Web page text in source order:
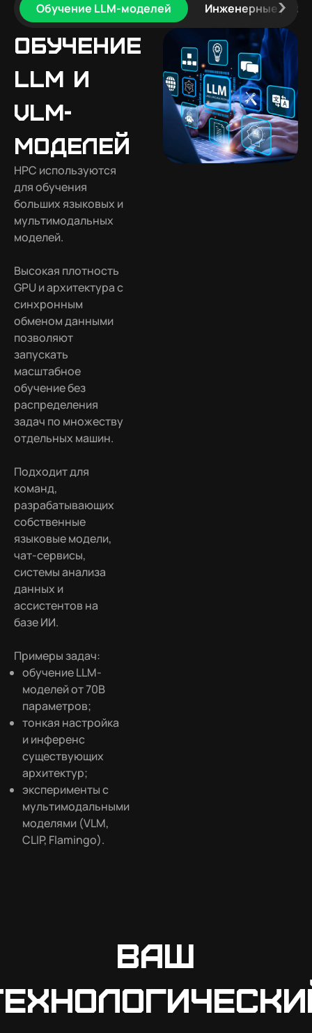
Обучение LLM-моделей Инженерные
Обучение
LLM и
VLM-
моделей
HPC используются
для обучения
больших языковых и
мультимодальных
моделей.
Высокая плотность
GPU и архитектура с
синхронным
обменом данными
позволяют
запускать
масштабное
обучение без
распределения
задач по множеству
отдельных машин.
Подходит для
команд,
разрабатывающих
собственные
языковые модели,
чат-сервисы,
системы анализа
данных и
ассистентов на
базе ИИ.
Примеры задач:
обучение LLM-
моделей от 70B
параметров;
тонкая настройка
и инференс
существующих
архитектур;
эксперименты с
мультимодальными
моделями (VLM,
CLIP, Flamingo).
Ваш